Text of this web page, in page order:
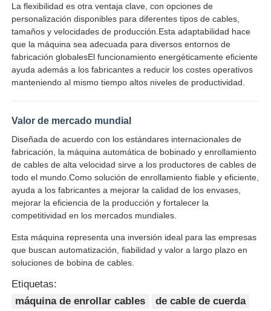
La flexibilidad es otra ventaja clave, con opciones de
personalización disponibles para diferentes tipos de cables,
tamaños y velocidades de producción.Esta adaptabilidad hace
que la máquina sea adecuada para diversos entornos de
fabricación globalesEl funcionamiento energéticamente eficiente
ayuda además a los fabricantes a reducir los costes operativos
manteniendo al mismo tiempo altos niveles de productividad.
Valor de mercado mundial
Diseñada de acuerdo con los estándares internacionales de
fabricación, la máquina automática de bobinado y enrollamiento
de cables de alta velocidad sirve a los productores de cables de
todo el mundo.Como solución de enrollamiento fiable y eficiente,
ayuda a los fabricantes a mejorar la calidad de los envases,
mejorar la eficiencia de la producción y fortalecer la
competitividad en los mercados mundiales.
Esta máquina representa una inversión ideal para las empresas
que buscan automatización, fiabilidad y valor a largo plazo en
soluciones de bobina de cables.
Etiquetas:
máquina de enrollar cables
de cable de cuerda